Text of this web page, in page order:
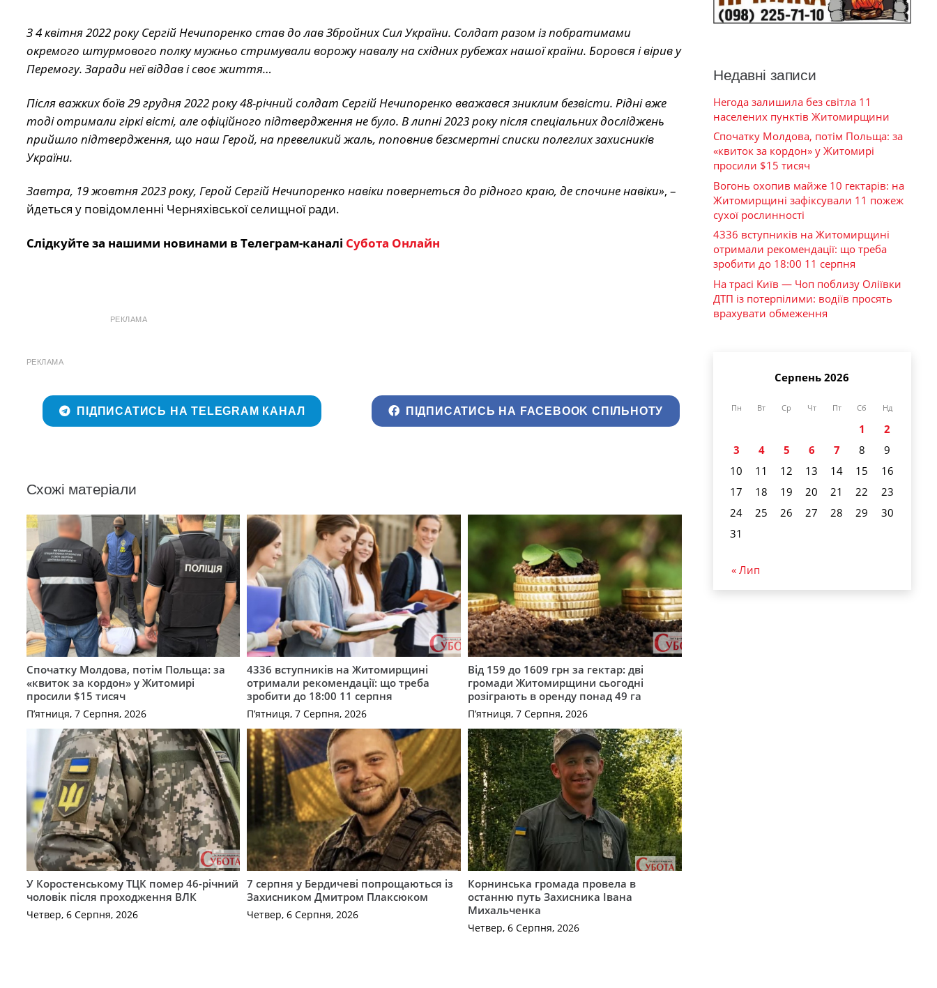
З 4 квітня 2022 року Сергій Нечипоренко став до лав Збройних Сил України. Солдат разом із побратимами
окремого штурмового полку мужньо стримували ворожу навалу на східних рубежах нашої країни. Боровся і вірив у
Перемогу. Заради неї віддав і своє життя…
Після важких боїв 29 грудня 2022 року 48-річний солдат Сергій Нечипоренко вважався зниклим безвісти. Рідні вже
тоді отримали гіркі вісті, але офіційного підтвердження не було. В липні 2023 року після спеціальних досліджень
прийшло підтвердження, що наш Герой, на превеликий жаль, поповнив безсмертні списки полеглих захисників
України.
Завтра, 19 жовтня 2023 року, Герой Сергій Нечипоренко навіки повернеться до рідного краю, де спочине навіки», –
йдеться у повідомленні Черняхівської селищної ради.
Слідкуйте за нашими новинами в Телеграм-каналі Субота Онлайн
РЕКЛАМА
РЕКЛАМА
ПІДПИСАТИСЬ НА TELEGRAM КАНАЛ ПІДПИСАТИСЬ НА FACEBOOK СПІЛЬНОТУ
Схожі матеріали
Спочатку Молдова, потім Польща: за
«квиток за кордон» у Житомирі
просили $15 тисяч
П’ятниця, 7 Серпня, 2026
4336 вступників на Житомирщині
отримали рекомендації: що треба
зробити до 18:00 11 серпня
П’ятниця, 7 Серпня, 2026
Від 159 до 1609 грн за гектар: дві
громади Житомирщини сьогодні
розіграють в оренду понад 49 га
П’ятниця, 7 Серпня, 2026
У Коростенському ТЦК помер 46-річний
чоловік після проходження ВЛК
Четвер, 6 Серпня, 2026
7 серпня у Бердичеві попрощаються із
Захисником Дмитром Плаксюком
Четвер, 6 Серпня, 2026
Корнинська громада провела в
останню путь Захисника Івана
Михальченка
Четвер, 6 Серпня, 2026
Недавні записи
Негода залишила без світла 11
населених пунктів Житомирщини
Спочатку Молдова, потім Польща: за
«квиток за кордон» у Житомирі
просили $15 тисяч
Вогонь охопив майже 10 гектарів: на
Житомирщині зафіксували 11 пожеж
сухої рослинності
4336 вступників на Житомирщині
отримали рекомендації: що треба
зробити до 18:00 11 серпня
На трасі Київ — Чоп поблизу Оліївки
ДТП із потерпілими: водіїв просять
врахувати обмеження
Серпень 2026
Пн Вт Ср Чт Пт Сб Нд
1
2
3
4 5 6 7 8
9
10
11 12 13 14 15
16
17
18 19 20 21 22
23
24
25 26 27 28 29
30
31
« Лип